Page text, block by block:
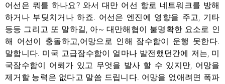
어선은 뭐를 하나요? 와서 대만 어선 항로 네트워크를 방해
하거나 부딪치거나 하죠. 어선은 엔진에 영향을 주고, 기타
등등 그리고 또 말하길, 아~ 대만해협이 불명확한 요소로 인
해 어선이 충돌하고,어망으로 인해 잠수함이 운행 못한다.
말합니다. 미국 고급잠수함이 얼마나 발전했던간에 저는, 미
국잠수함이 어뢰가 있고 무엇을 발사 할 수 있지만, 어망을
제거할 능력은 없다고 말씀 드립니다. 어망을 없애려면 폭파